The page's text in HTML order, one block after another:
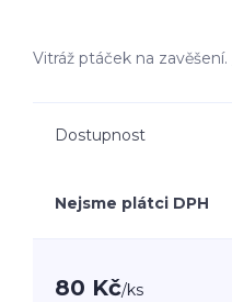
Vitráž ptáček na zavěšení.
Dostupnost
Nejsme plátci DPH
80 Kč/ks